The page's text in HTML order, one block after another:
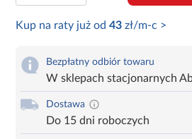
Kup na raty już od43 zł/m-c >
Bezpłatny odbiór towaru
W sklepach stacjonarnych
Dostawa
Do 15 dni roboczych